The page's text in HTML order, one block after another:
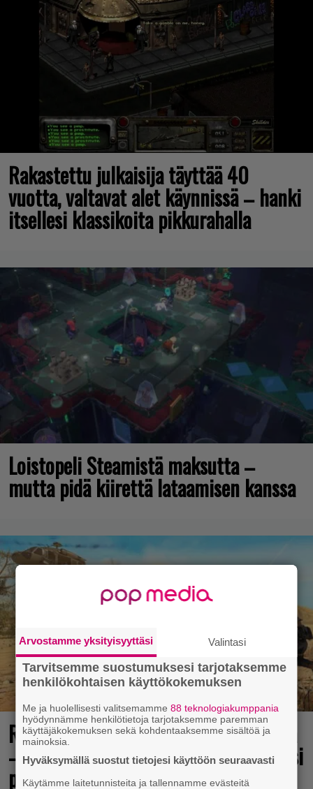
Rakastettu julkaisija täyttää 40
vuotta, valtavat alet käynnissä – hanki
itsellesi klassikoita pikkurahalla
Loistopeli Steamistä maksutta –
mutta pidä kiirettä lataamisen kanssa
Rakastettu pelisarja täyttää 25 vuotta
– vuonna 2012 julkaistu osa ilmaiseksi
pc:lle, muita osia voi testailla
Arvostamme yksityisyyttäsi Valintasi
Tarvitsemme suostumuksesi tarjotaksemme
henkilökohtaisen käyttökokemuksen
Me ja huolellisesti valitsemamme88 teknologiakumppania
hyödynnämme henkilötietoja tarjotaksemme paremman
käyttäjäkokemuksen sekä kohdentaaksemme sisältöä ja
mainoksia.
Hyväksymällä suostut tietojesi käyttöön seuraavasti
Käytämme laitetunnisteita ja tallennamme evästeitä